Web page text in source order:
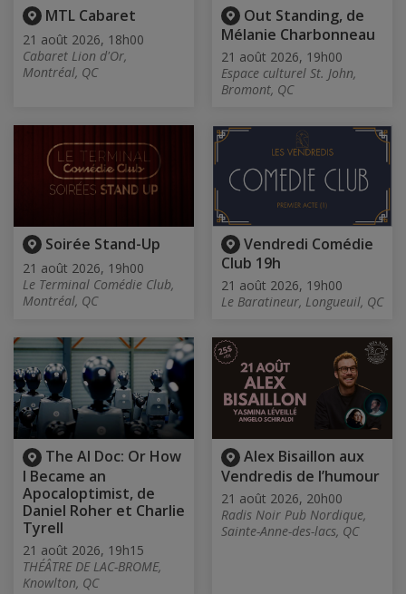
MTL Cabaret
21 août 2026, 18h00
Cabaret Lion d'Or,
Montréal, QC
Out Standing, de
Mélanie Charbonneau
21 août 2026, 19h00
Espace culturel St. John,
Bromont, QC
Soirée Stand-Up
21 août 2026, 19h00
Le Terminal Comédie Club,
Montréal, QC
Vendredi Comédie
Club 19h
21 août 2026, 19h00
Le Baratineur, Longueuil, QC
The AI Doc: Or How
I Became an
Apocaloptimist, de
Daniel Roher et Charlie
Tyrell
21 août 2026, 19h15
THÉÂTRE DE LAC-BROME,
Knowlton, QC
Alex Bisaillon aux
Vendredis de l’humour
21 août 2026, 20h00
Radis Noir Pub Nordique,
Sainte-Anne-des-lacs, QC